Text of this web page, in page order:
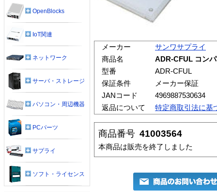
メーカー
サンワサプライ
商品名
ADR-CFUL コン
型番
ADR-CFUL
保証条件
メーカー保証
JANコード
4969887530634
返品について
特定商取引法に基
商品番号 41003564
本商品は販売を終了しました
OpenBlocks
IoT関連
ネットワーク
サーバ・ストレージ
パソコン・周辺機器
PCパーツ
サプライ
ソフト・ライセンス